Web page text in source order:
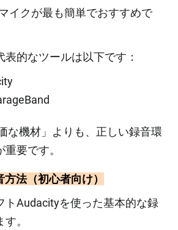
イクが最も簡単でおすすめで
的なツールは以下です：
機材」よりも、正しい録音環
要です。
法（初心者向け）
トAudacityを使った基本的な録
。